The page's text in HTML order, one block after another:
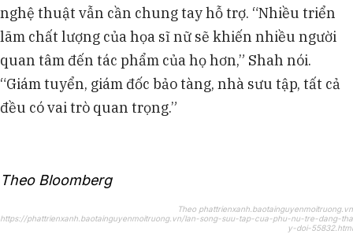
nghệ thuật vẫn cần chung tay hỗ trợ. “Nhiều triển
lãm chất lượng của họa sĩ nữ sẽ khiến nhiều người
quan tâm đến tác phẩm của họ hơn,” Shah nói.
“Giám tuyển, giám đốc bảo tàng, nhà sưu tập, tất cả
đều có vai trò quan trọng.”
Theo Bloomberg
Theo phattrienxanh.baotainguyenmoitruong.vn
https://phattrienxanh.baotainguyenmoitruong.vn/lan-song-suu-tap-cua-phu-nu-tre-dang-tha
y-doi-55832.html